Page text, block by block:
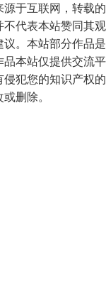
于互联网，转载的
不代表本站赞同其观
。本站部分作品是
品本站仅提供交流平
犯您的知识产权的
删除。